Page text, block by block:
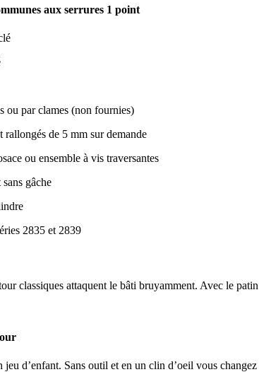
aux serrures 1 point
ou par clames (non fournies)
rallongés de 5 mm sur demande
ou ensemble à vis traversantes
gâche
2835 et 2839
classiques attaquent le bâti bruyamment. Avec le
d’enfant. Sans outil et en un clin d’oeil vous